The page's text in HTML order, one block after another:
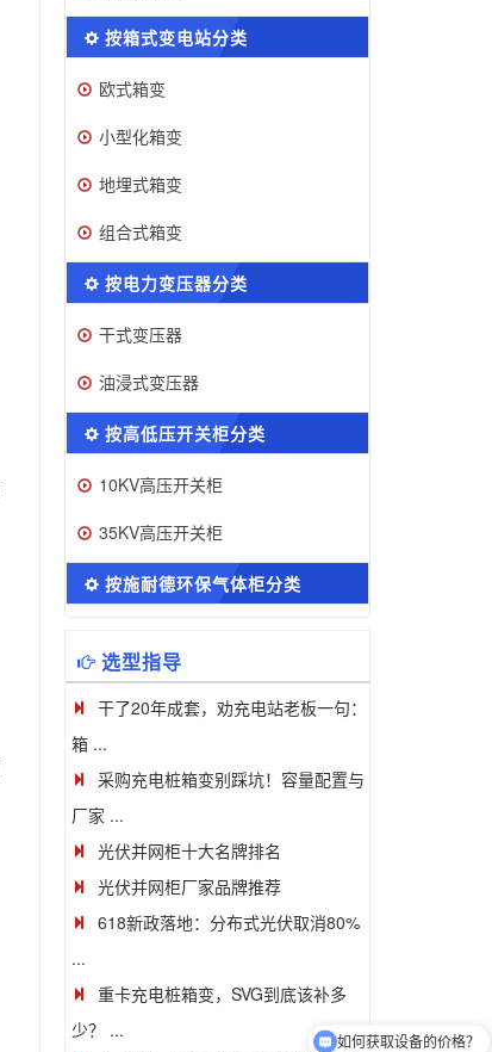
按箱式变电站分类
欧式箱变
小型化箱变
地埋式箱变
组合式箱变
按电力变压器分类
干式变压器
油浸式变压器
按高低压开关柜分类
10KV高压开关柜
35KV高压开关柜
按施耐德环保气体柜分类
选型指导
干了20年成套，劝充电站老板一句：
箱 ...
采购充电桩箱变别踩坑！容量配置与
厂家 ...
光伏并网柜十大名牌排名
光伏并网柜厂家品牌推荐
618新政落地：分布式光伏取消80%
...
重卡充电桩箱变，SVG到底该补多
少？ ...
可以介绍下你们的产品么